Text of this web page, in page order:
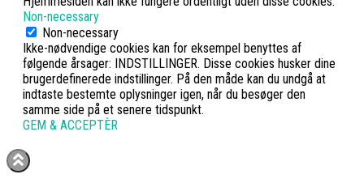
Non-necessary
Non-necessary
Ikke-nødvendige cookies kan for eksempel benyttes af
følgende årsager: INDSTILLINGER. Disse cookies husker dine
brugerdefinerede indstillinger. På den måde kan du undgå at
indtaste bestemte oplysninger igen, når du besøger den
samme side på et senere tidspunkt.
GEM & ACCEPTÈR